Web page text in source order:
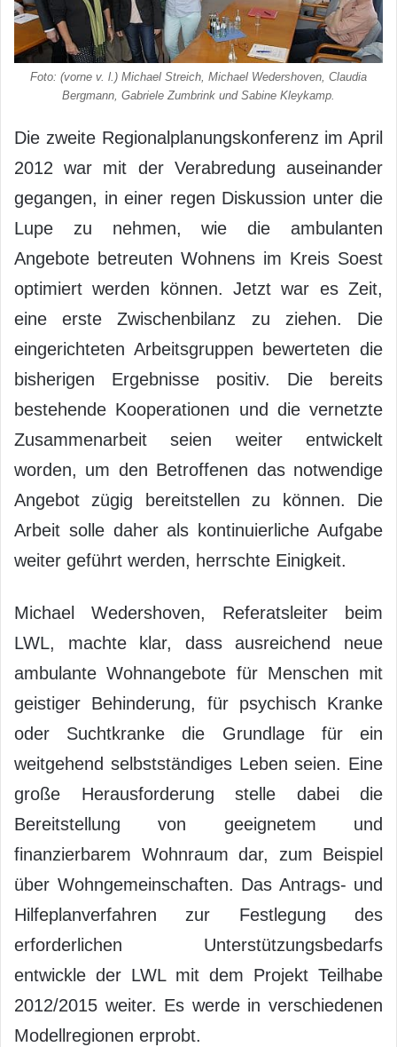
Foto: (vorne v. l.) Michael Streich, Michael Wedershoven, Claudia
Bergmann, Gabriele Zumbrink und Sabine Kleykamp.
Die zweite Regionalplanungskonferenz im April
2012 war mit der Verabredung auseinander
gegangen, in einer regen Diskussion unter die
Lupe zu nehmen, wie die ambulanten
Angebote betreuten Wohnens im Kreis Soest
optimiert werden können. Jetzt war es Zeit,
eine erste Zwischenbilanz zu ziehen. Die
eingerichteten Arbeitsgruppen bewerteten die
bisherigen Ergebnisse positiv. Die bereits
bestehende Kooperationen und die vernetzte
Zusammenarbeit seien weiter entwickelt
worden, um den Betroffenen das notwendige
Angebot zügig bereitstellen zu können. Die
Arbeit solle daher als kontinuierliche Aufgabe
weiter geführt werden, herrschte Einigkeit.
Michael Wedershoven, Referatsleiter beim
LWL, machte klar, dass ausreichend neue
ambulante Wohnangebote für Menschen mit
geistiger Behinderung, für psychisch Kranke
oder Suchtkranke die Grundlage für ein
weitgehend selbstständiges Leben seien. Eine
große Herausforderung stelle dabei die
Bereitstellung von geeignetem und
finanzierbarem Wohnraum dar, zum Beispiel
über Wohngemeinschaften. Das Antrags- und
Hilfeplanverfahren zur Festlegung des
erforderlichen Unterstützungsbedarfs
entwickle der LWL mit dem Projekt Teilhabe
2012/2015 weiter. Es werde in verschiedenen
Modellregionen erprobt.